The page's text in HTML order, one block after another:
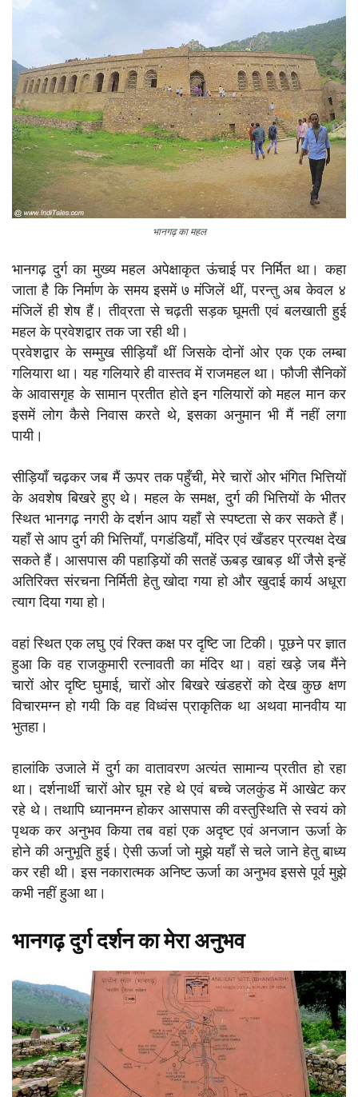
भानगढ़ का महल
भानगढ़ दुर्ग का मुख्य महल अपेक्षाकृत ऊंचाई पर निर्मित था। कहा
जाता है कि निर्माण के समय इसमें ७ मंजिलें थीं, परन्तु अब केवल ४
मंजिलें ही शेष हैं। तीव्रता से चढ़ती सड़क घूमती एवं बलखाती हुई
महल के प्रवेशद्वार तक जा रही थी।
प्रवेशद्वार के सम्मुख सीड़ियाँ थीं जिसके दोनों ओर एक एक लम्बा
गलियारा था। यह गलियारे ही वास्तव में राजमहल था। फौजी सैनिकों
के आवासगृह के सामान प्रतीत होते इन गलियारों को महल मान कर
इसमें लोग कैसे निवास करते थे, इसका अनुमान भी मैं नहीं लगा
पायी।
सीड़ियाँ चढ़कर जब मैं ऊपर तक पहुँची, मेरे चारों ओर भंगित भित्तियों
के अवशेष बिखरे हुए थे। महल के समक्ष, दुर्ग की भित्तियों के भीतर
स्थित भानगढ़ नगरी के दर्शन आप यहाँ से स्पष्टता से कर सकते हैं।
यहाँ से आप दुर्ग की भित्तियाँ, पगडंडियाँ, मंदिर एवं खँडहर प्रत्यक्ष देख
सकते हैं। आसपास की पहाड़ियों की सतहें ऊबड़ खाबड़ थीं जैसे इन्हें
अतिरिक्त संरचना निर्मिती हेतु खोदा गया हो और खुदाई कार्य अधूरा
त्याग दिया गया हो।
वहां स्थित एक लघु एवं रिक्त कक्ष पर दृष्टि जा टिकी। पूछने पर ज्ञात
हुआ कि वह राजकुमारी रत्नावती का मंदिर था। वहां खड़े जब मैंने
चारों ओर दृष्टि घुमाई, चारों ओर बिखरे खंडहरों को देख कुछ क्षण
विचारमग्न हो गयी कि वह विध्वंस प्राकृतिक था अथवा मानवीय या
भुतहा।
हालांकि उजाले में दुर्ग का वातावरण अत्यंत सामान्य प्रतीत हो रहा
था। दर्शनार्थी चारों ओर घूम रहे थे एवं बच्चे जलकुंड में आखेट कर
रहे थे। तथापि ध्यानमग्न होकर आसपास की वस्तुस्थिति से स्वयं को
पृथक कर अनुभव किया तब वहां एक अदृष्ट एवं अनजान ऊर्जा के
होने की अनुभूति हुई। ऐसी ऊर्जा जो मुझे यहाँ से चले जाने हेतु बाध्य
कर रही थी। इस नकारात्मक अनिष्ट ऊर्जा का अनुभव इससे पूर्व मुझे
कभी नहीं हुआ था।
भानगढ़ दुर्ग दर्शन का मेरा अनुभव